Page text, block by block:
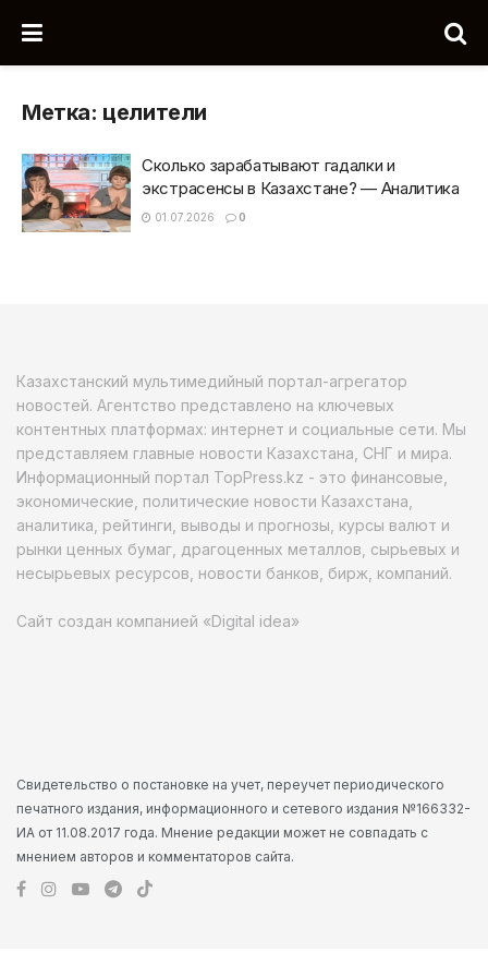
Метка: целители
Сколько зарабатывают гадалки и
экстрасенсы в Казахстане? — Аналитика
01.07.2026 0
Казахстанский мультимедийный портал-агрегатор
новостей. Агентство представлено на ключевых
контентных платформах: интернет и социальные сети. Мы
представляем главные новости Казахстана, СНГ и мира.
Информационный портал TopPress.kz - это финансовые,
экономические, политические новости Казахстана,
аналитика, рейтинги, выводы и прогнозы, курсы валют и
рынки ценных бумаг, драгоценных металлов, сырьевых и
несырьевых ресурсов, новости банков, бирж, компаний.
Сайт создан компанией «Digital idea»
Свидетельство о постановке на учет, переучет периодического
печатного издания, информационного и сетевого издания №166332-
ИА от 11.08.2017 года. Мнение редакции может не совпадать с
мнением авторов и комментаторов сайта.